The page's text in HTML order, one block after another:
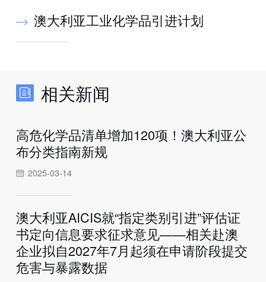
澳大利亚工业化学品引进计划
相关新闻
高危化学品清单增加120项！澳大利亚公
布分类指南新规
2025-03-14
澳大利亚AICIS就“指定类别引进”评估证
书定向信息要求征求意见——相关赴澳
企业拟自2027年7月起须在申请阶段提交
危害与暴露数据